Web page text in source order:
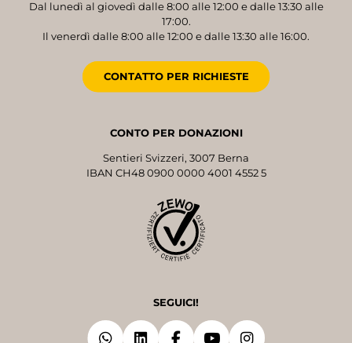
Dal lunedì al giovedì dalle 8:00 alle 12:00 e dalle 13:30 alle
17:00.
Il venerdì dalle 8:00 alle 12:00 e dalle 13:30 alle 16:00.
CONTATTO PER RICHIESTE
CONTO PER DONAZIONI
Sentieri Svizzeri, 3007 Berna
IBAN CH48 0900 0000 4001 4552 5
SEGUICI!